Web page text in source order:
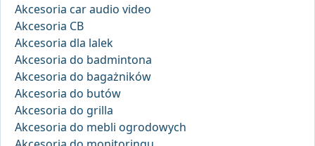
Akcesoria car audio video
Akcesoria CB
Akcesoria dla lalek
Akcesoria do badmintona
Akcesoria do bagażników
Akcesoria do butów
Akcesoria do grilla
Akcesoria do mebli ogrodowych